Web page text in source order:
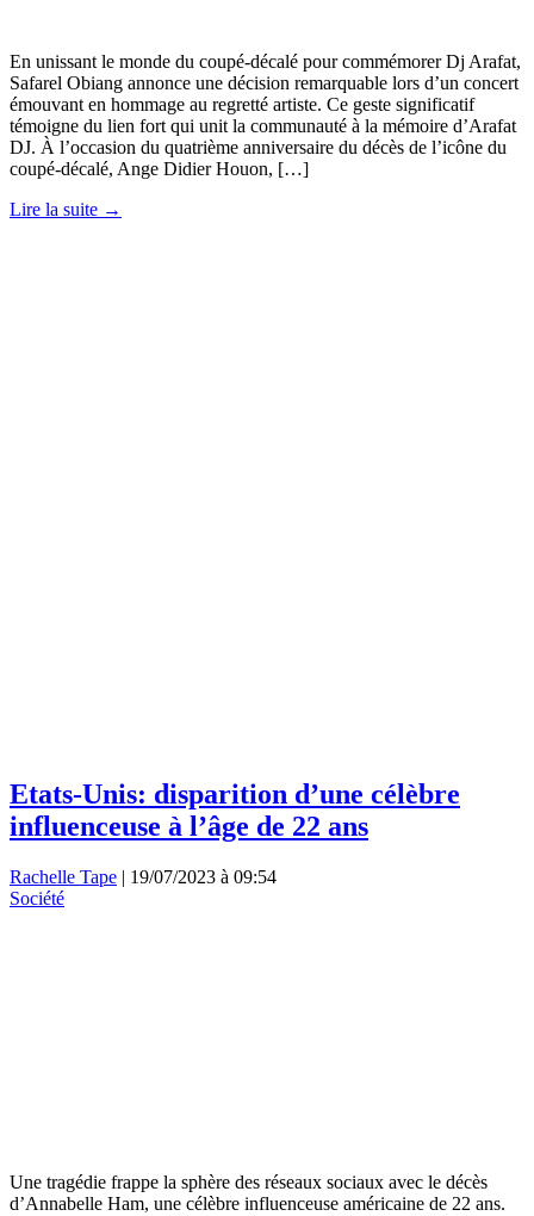
En unissant le monde du coupé-décalé pour commémorer Dj Arafat,
Safarel Obiang annonce une décision remarquable lors d’un concert
émouvant en hommage au regretté artiste. Ce geste significatif
témoigne du lien fort qui unit la communauté à la mémoire d’Arafat
DJ. À l’occasion du quatrième anniversaire du décès de l’icône du
coupé-décalé, Ange Didier Houon, […]
Lire la suite →
Etats-Unis: disparition d’une célèbre
influenceuse à l’âge de 22 ans
Rachelle Tape | 19/07/2023 à 09:54
Société
Une tragédie frappe la sphère des réseaux sociaux avec le décès
d’Annabelle Ham, une célèbre influenceuse américaine de 22 ans.